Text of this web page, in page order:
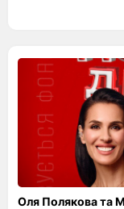
Оля Полякова та